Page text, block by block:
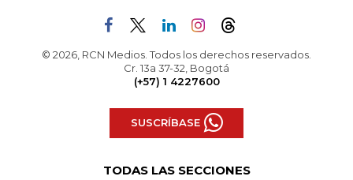
© 2026, RCN Medios. Todos los derechos reservados.
Cr. 13a 37-32, Bogotá
(+57) 1 4227600
SUSCRÍBASE
TODAS LAS SECCIONES